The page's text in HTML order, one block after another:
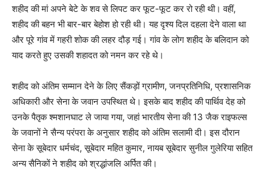
शहीद की मां अपने बेटे के शव से लिपट कर फूट-फूट कर रो रही थी। वहीं,
शहीद की बहन भी बार-बार बेहोश हो रही थी। यह दृश्य दिल दहला देने वाला था
और पूरे गांव में गहरी शोक की लहर दौड़ गई। गांव के लोग शहीद के बलिदान को
याद करते हुए उसकी शहादत को नमन कर रहे थे।
शहीद को अंतिम सम्मान देने के लिए सैंकड़ों ग्रामीण, जनप्रतिनिधि, प्रशासनिक
अधिकारी और सेना के जवान उपस्थित थे। इसके बाद शहीद की पार्थिव देह को
उनके पैतृक श्मशानघाट ले जाया गया, जहां भारतीय सेना की 13 जैक राइफल्स
के जवानों ने सैन्य परंपरा के अनुसार शहीद को अंतिम सलामी दी। इस दौरान
सेना के सूबेदार धर्मचंद, सूबेदार महित कुमार, नायब सूबेदार सुनील गुलेरिया सहित
अन्य सैनिकों ने शहीद को श्रद्धांजलि अर्पित की।